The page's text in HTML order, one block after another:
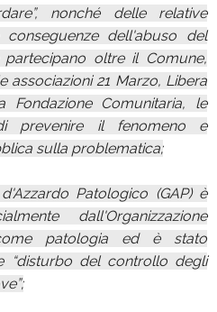
nonché delle relative
conseguenze dell'abuso del
oltre il Comune,
21 Marzo, Libera
Comunitaria, le
prevenire il fenomeno e
sulla problematica;
Patologico (GAP) è
dall'Organizzazione
patologia ed è stato
“disturbo del controllo degli